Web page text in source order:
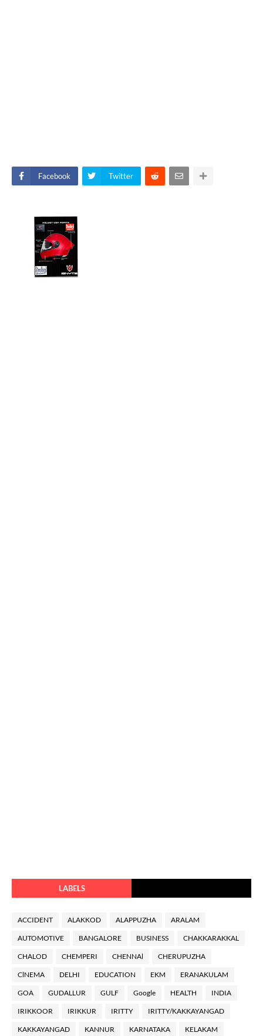
Facebook Twitter
LABELS
ACCIDENT ALAKKOD ALAPPUZHA ARALAM
AUTOMOTIVE BANGALORE BUSINESS CHAKKARAKKAL
CHALOD CHEMPERI CHENNAl CHERUPUZHA
ClNEMA DELHI EDUCATION EKM ERANAKULAM
GOA GUDALLUR GULF Google HEALTH INDIA
IRIKKOOR IRIKKUR IRITTY IRITTY/KAKKAYANGAD
KAKKAYANGAD KANNUR KARNATAKA KELAKAM